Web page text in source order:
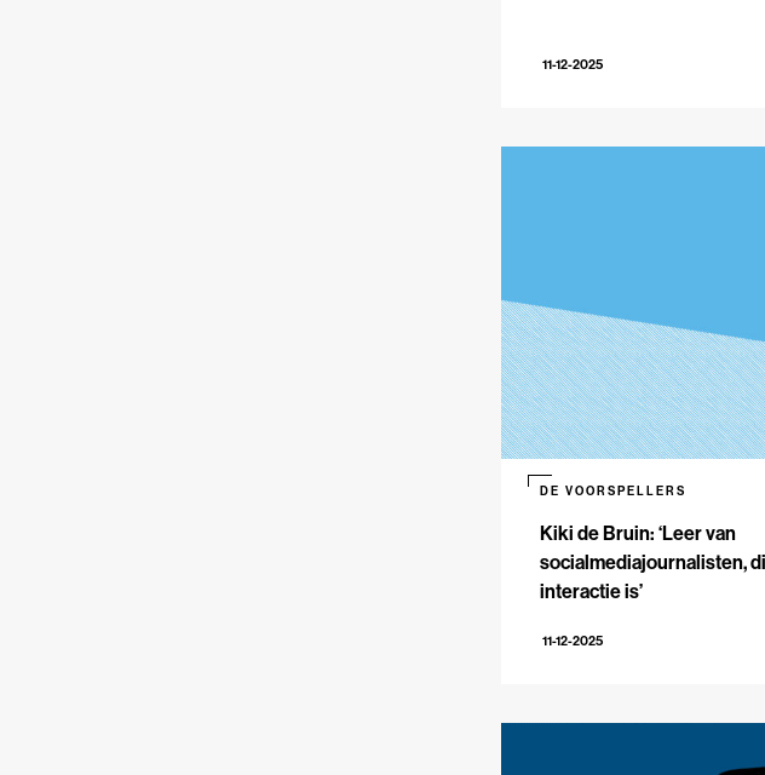
11-12-2025
Kiki de Bruin: ‘Leer van
socialmediajournalisten,
interactie is’
DE VOORSPELLERS
11-12-2025